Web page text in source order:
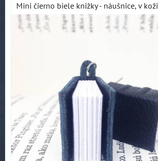
Mini čierno biele knižky - náušnice, v koži